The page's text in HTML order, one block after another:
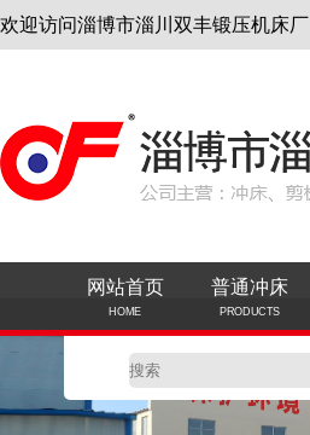
欢迎访问淄博市淄川双丰锻压机床厂
网站首页
HOME
普通冲床
PRODUCTS